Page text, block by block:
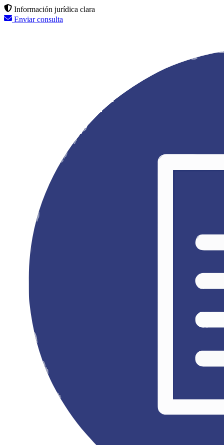
Información jurídica clara
Enviar consulta